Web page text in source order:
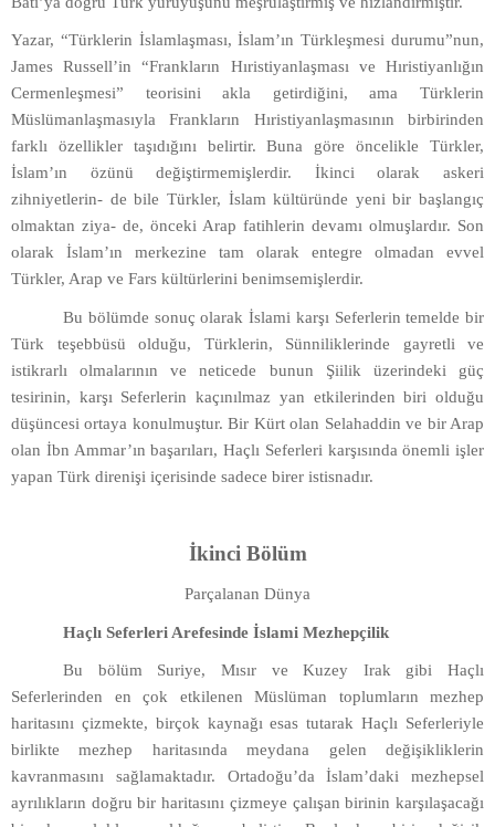
Yazar, “Türklerin İslamlaşması, İslam’ın Türkleşmesi durumu”nun,
James Russell’in “Frankların Hıristiyanlaşması ve Hıristiyanlığın
Cermenleşmesi” teorisini akla getirdiğini, ama Türklerin
Müslümanlaşmasıyla Frankların Hıristiyanlaşmasının birbirinden
farklı özellikler taşıdığını belirtir. Buna göre öncelikle Türkler,
İslam’ın özünü değiştirmemişlerdir. İkinci olarak askeri
zihniyetlerin- de bile Türkler, İslam kültüründe yeni bir başlangıç
olmaktan ziya- de, önceki Arap fatihlerin devamı olmuşlardır. Son
olarak İslam’ın merkezine tam olarak entegre olmadan evvel
Türkler, Arap ve Fars kültürlerini benimsemişlerdir.
Bu bölümde sonuç olarak İslami karşı Seferlerin temelde bir
Türk teşebbüsü olduğu, Türklerin, Sünniliklerinde gayretli ve
istikrarlı olmalarının ve neticede bunun Şiilik üzerindeki güç
tesirinin, karşı Seferlerin kaçınılmaz yan etkilerinden biri olduğu
düşüncesi ortaya konulmuştur. Bir Kürt olan Selahaddin ve bir Arap
olan İbn Ammar’ın başarıları, Haçlı Seferleri karşısında önemli işler
yapan Türk direnişi içerisinde sadece birer istisnadır.
İkinci Bölüm
Parçalanan Dünya
Haçlı Seferleri Arefesinde İslami Mezhepçilik
Bu bölüm Suriye, Mısır ve Kuzey Irak gibi Haçlı
Seferlerinden en çok etkilenen Müslüman toplumların mezhep
haritasını çizmekte, birçok kaynağı esas tutarak Haçlı Seferleriyle
birlikte mezhep haritasında meydana gelen değişikliklerin
kavranmasını sağlamaktadır. Ortadoğu’da İslam’daki mezhepsel
ayrılıkların doğru bir haritasını çizmeye çalışan birinin karşılaşacağı